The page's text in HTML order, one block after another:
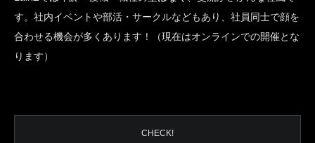
す。社内イベントや部活・サークルなどもあり、社員同士で顔を
合わせる機会が多くあります！（現在はオンラインでの開催とな
ります）
CHECK!